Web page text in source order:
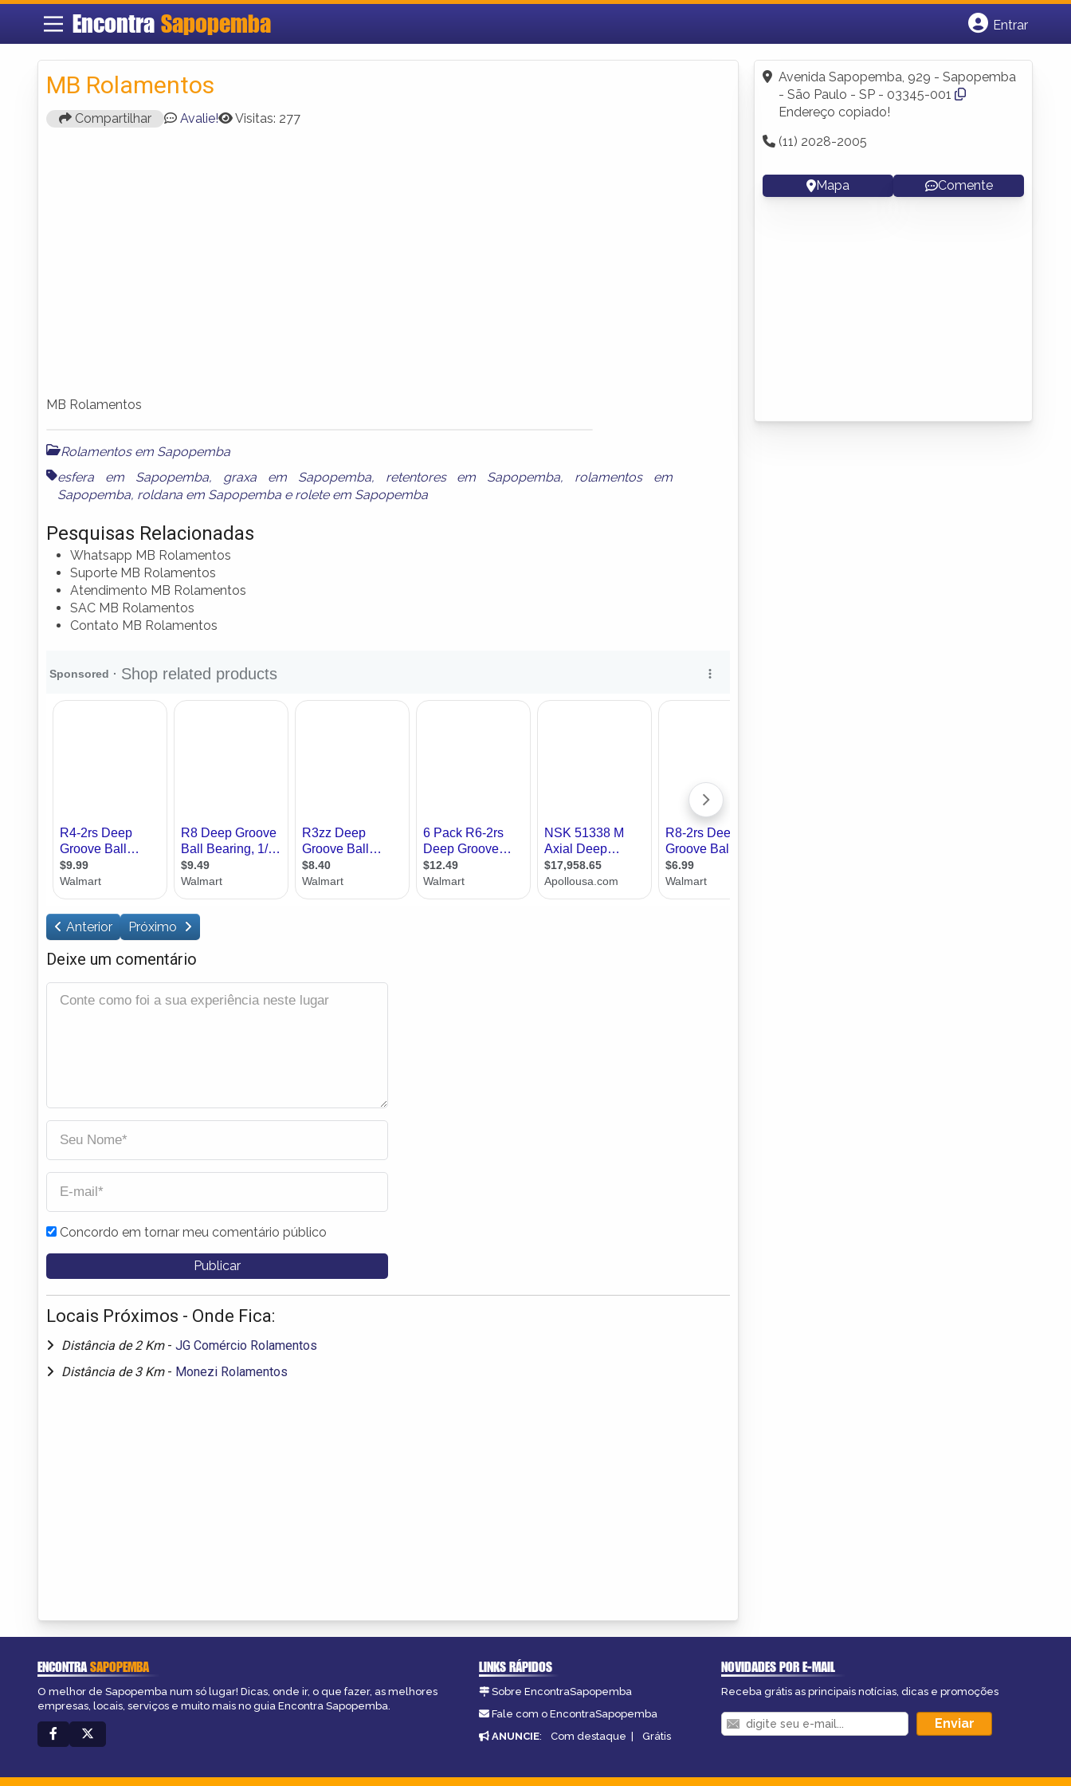
Encontra Sapopemba
Entrar
Fazer login
Criar conta
MB Rolamentos
Compartilhar Avalie! Visitas: 277
MB Rolamentos
Rolamentos em Sapopemba
esfera em Sapopemba, graxa em Sapopemba, retentores em Sapopemba, rolamentos em
Sapopemba, roldana em Sapopemba e rolete em Sapopemba
Pesquisas Relacionadas
Whatsapp MB Rolamentos
Suporte MB Rolamentos
Atendimento MB Rolamentos
SAC MB Rolamentos
Contato MB Rolamentos
Anterior Próximo
Deixe um comentário
Concordo em tornar meu comentário público
Locais Próximos - Onde Fica:
Distância de 2 Km - JG Comércio Rolamentos
Distância de 3 Km - Monezi Rolamentos
Avenida Sapopemba, 929 - Sapopemba
- São Paulo - SP - 03345-001
Endereço copiado!
(11) 2028-2005
Mapa Comente
ENCONTRASAPOPEMBA
O melhor de Sapopemba num só lugar! Dicas, onde ir, o que fazer, as melhores
empresas, locais, serviços e muito mais no guia Encontra Sapopemba.
LINKS RÁPIDOS
Sobre EncontraSapopemba
Fale com o EncontraSapopemba
ANUNCIE: Com destaque | Grátis
NOVIDADES POR E-MAIL
Receba grátis as principais notícias, dicas e promoções